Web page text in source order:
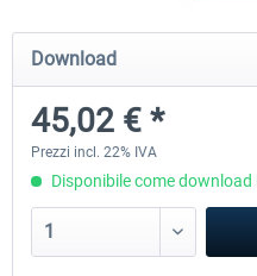
Airbus Bundle
53,65 € *
Download
45,02 € *
Prezzi incl. 22% IVA
Disponibile come